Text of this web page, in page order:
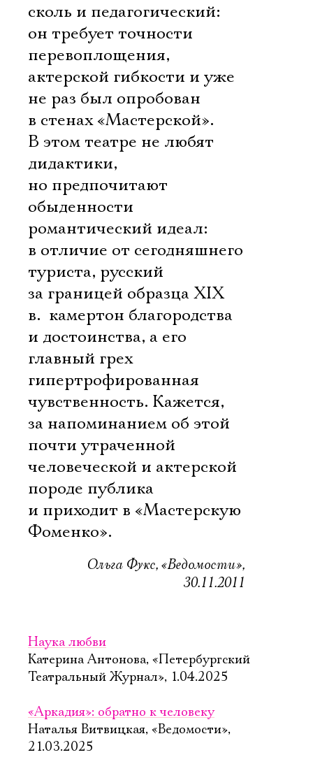
сколь и педагогический:
он требует точности
перевоплощения,
актерской гибкости и уже
не раз был опробован
в стенах «Мастерской».
В этом театре не любят
дидактики,
но предпочитают
обыденности
романтический идеал:
в отличие от сегодняшнего
туриста, русский
за границей образца XIX
в.  камертон благородства
и достоинства, а его
главный грех 
гипертрофированная
чувственность. Кажется,
за напоминанием об этой
почти утраченной
человеческой и актерской
породе публика
и приходит в «Мастерскую
Фоменко».
Ольга Фукс, «Ведомости»,
30.11.2011
Наука любви
Катерина Антонова, «Петербургский
Театральный Журнал», 1.04.2025
«Аркадия»: обратно к человеку
Наталья Витвицкая, «Ведомости»,
21.03.2025